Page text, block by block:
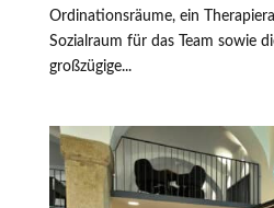
Ordinationsräume, ein
Sozialraum für das Team sowie
großzügige...